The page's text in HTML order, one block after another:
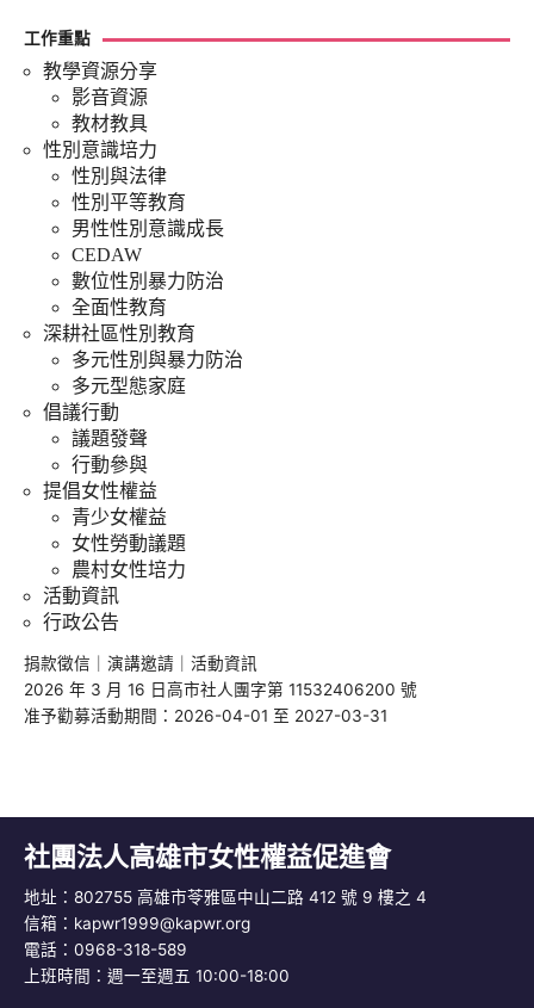
工作重點
教學資源分享
影音資源
教材教具
性別意識培力
性別與法律
性別平等教育
男性性別意識成長
CEDAW
數位性別暴力防治
全面性教育
深耕社區性別教育
多元性別與暴力防治
多元型態家庭
倡議行動
議題發聲
行動參與
提倡女性權益
青少女權益
女性勞動議題
農村女性培力
活動資訊
行政公告
捐款徵信 演講邀請
活動資訊
2026 年 3 月 16 日高市社人團字第 11532406200 號
准予勸募活動期間：2026-04-01 至 2027-03-31
社團法人高雄市女性權益促進會
地址：802755 高雄市苓雅區中山二路 412 號 9 樓之 4
信箱： kapwr1999@kapwr.org
電話：0968-318-589
上班時間：週一至週五 10:00-18:00